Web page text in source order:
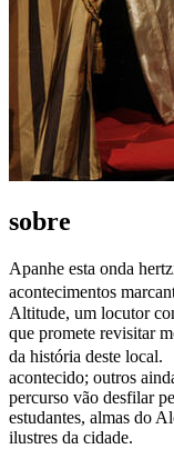
sobre
Apanhe esta onda
acontecimentos
Altitude, um locutor
que promete revisitar
da história deste
acontecido; outros
percurso vão desfilar
estudantes, almas do
ilustres da cidade.